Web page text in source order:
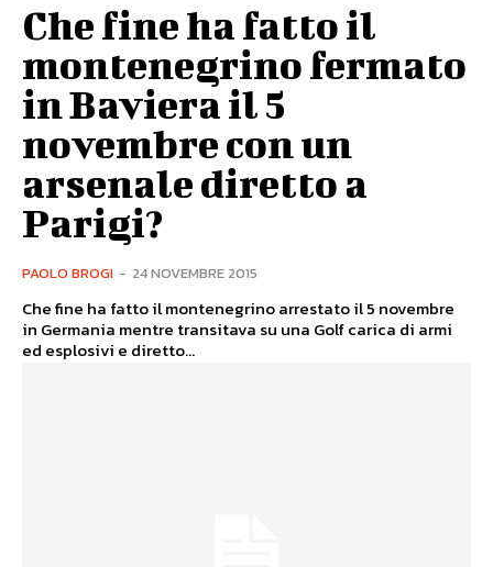
Che fine ha fatto il
montenegrino fermato
in Baviera il 5
novembre con un
arsenale diretto a
Parigi?
PAOLO BROGI - 24 NOVEMBRE 2015
Che fine ha fatto il montenegrino arrestato il 5 novembre
in Germania mentre transitava su una Golf carica di armi
ed esplosivi e diretto...